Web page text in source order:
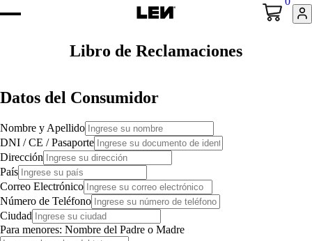
Libro de Reclamaciones
Datos del Consumidor
Nombre y Apellido
DNI / CE / Pasaporte
Dirección
País
Correo Electrónico
Número de Teléfono
Ciudad
Para menores: Nombre del Padre o Madre